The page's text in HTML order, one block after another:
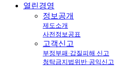
열린경영
정보공개
제도소개
사전정보공표
고객신고
부정부패·갑질피해 신고
청탁금지법위반·공익신고